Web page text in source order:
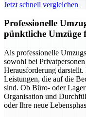
Jetzt schnell vergleichen
Professionelle
pünktliche Umzüge
Als professionelle
sowohl bei
Herausforderung
Leistungen, die auf die
sind. Ob Büro- oder
Organisation und
oder Ihre neue